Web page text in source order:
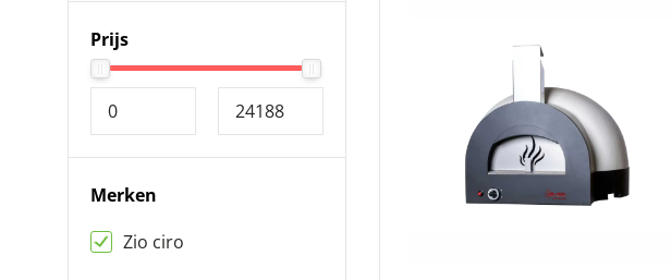
Prijs
Merken
Zio ciro